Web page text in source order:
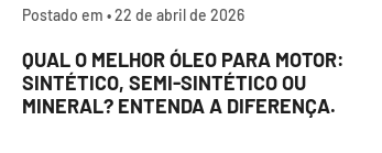
Postado em •22 de abril de 2026
QUAL O MELHOR ÓLEO PARA MOTOR:
SINTÉTICO, SEMI-SINTÉTICO OU
MINERAL? ENTENDA A DIFERENÇA.